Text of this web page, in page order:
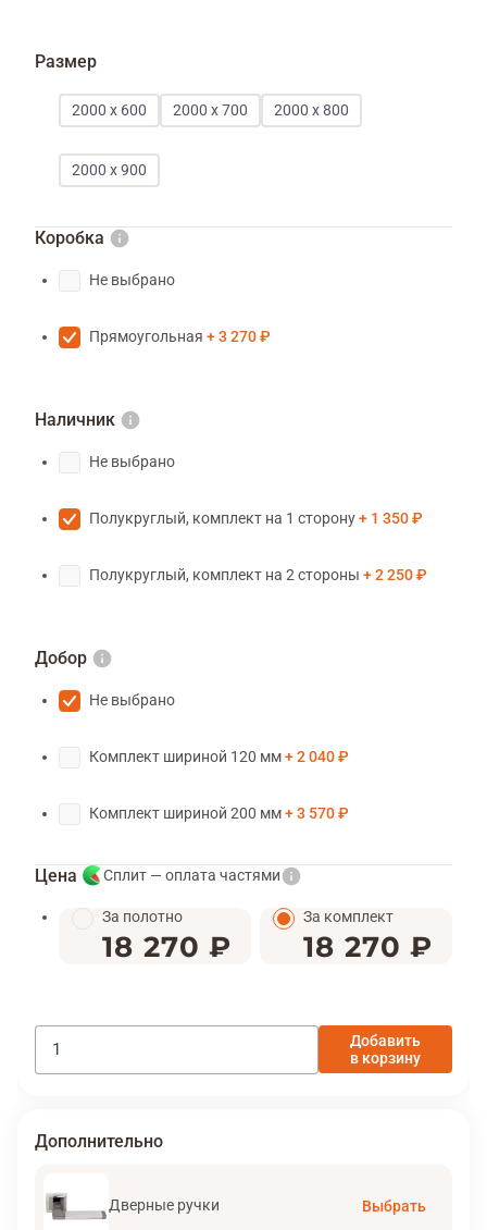
Размер
2000 х 600 2000 х 700 2000 х 800
2000 х 900
Коробка
Не выбрано
Прямоугольная 3 270 ₽
Наличник
Не выбрано
Полукруглый, комплект на 1 сторону 1 350 ₽
Полукруглый, комплект на 2 стороны 2 250 ₽
Добор
Не выбрано
Комплект шириной 120 мм 2 040 ₽
Комплект шириной 200 мм 3 570 ₽
Цена Сплит — оплата частями
За полотно
18 270 ₽
За комплект
18 270 ₽
Добавить
в корзину
Дополнительно
Дверные ручки Выбрать